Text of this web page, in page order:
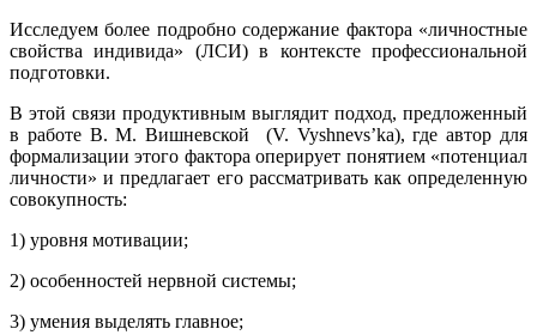
Исследуем более подробно содержание фактора «личностные
свойства индивида» (ЛСИ) в контексте профессиональной
подготовки.
В этой связи продуктивным выглядит подход, предложенный
в работе В. М. Вишневской (V. Vyshnevs’kа), где автор для
формализации этого фактора оперирует понятием «потенциал
личности» и предлагает его рассматривать как определенную
совокупность:
1) уровня мотивации;
2) особенностей нервной системы;
3) умения выделять главное;